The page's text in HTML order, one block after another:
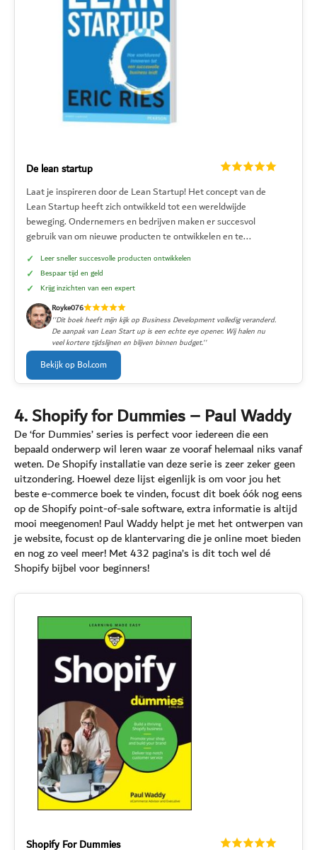
De lean startup
Laat je inspireren door de Lean Startup! Het concept van de
Lean Startup heeft zich ontwikkeld tot een wereldwijde
beweging. Ondernemers en bedrijven maken er succesvol
gebruik van om nieuwe producten te ontwikkelen en te...
Leer sneller succesvolle producten ontwikkelen
Bespaar tijd en geld
Krijg inzichten van een expert
Royke076
''Dit boek heeft mijn kijk op Business Development volledig veranderd.
De aanpak van Lean Start up is een echte eye opener. Wij halen nu
veel kortere tijdslijnen en blijven binnen budget.''
Bekijk op Bol.com
4. Shopify for Dummies – Paul Waddy
De ‘for Dummies’ series is perfect voor iedereen die een
bepaald onderwerp wil leren waar ze vooraf helemaal niks vanaf
weten. De Shopify installatie van deze serie is zeer zeker geen
uitzondering. Hoewel deze lijst eigenlijk is om voor jou het
beste e-commerce boek te vinden, focust dit boek óók nog eens
op de Shopify point-of-sale software, extra informatie is altijd
mooi meegenomen! Paul Waddy helpt je met het ontwerpen van
je website, focust op de klantervaring die je online moet bieden
en nog zo veel meer! Met 432 pagina’s is dit toch wel dé
Shopify bijbel voor beginners!
Shopify For Dummies